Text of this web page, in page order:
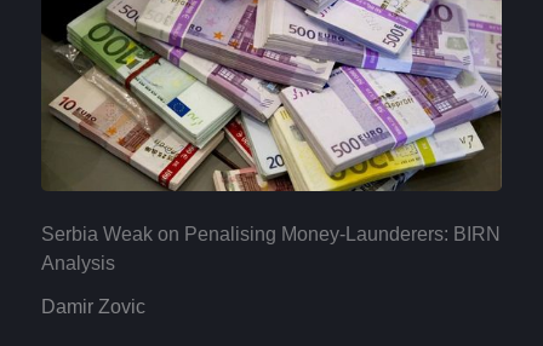
Serbia Weak on Penalising Money-Launderers: BIRN
Analysis
Damir Zovic